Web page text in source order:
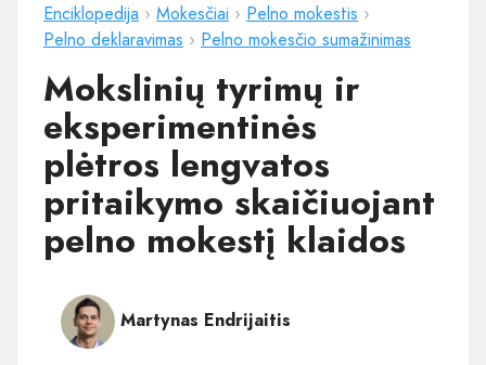
Enciklopedija › Mokesčiai › Pelno mokestis ›
Pelno deklaravimas › Pelno mokesčio sumažinimas
Mokslinių tyrimų ir
eksperimentinės
plėtros lengvatos
pritaikymo skaičiuojant
pelno mokestį klaidos
Martynas Endrijaitis